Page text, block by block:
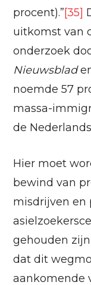
procent).”[35]
uitkomst van
onderzoek
Nieuwsblad
noemde 57
massa-
de
Hier moet
bewind van
misdrijven en
gehouden
dat dit
aankomende